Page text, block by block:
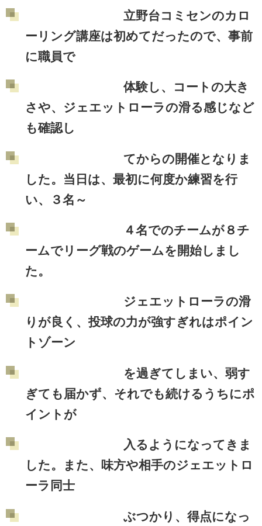
立野台コミセンのカロ
ーリング講座は初めてだったので、事前
に職員で
体験し、コートの大き
さや、ジェエットローラの滑る感じなど
も確認し
てからの開催となりま
した。当日は、最初に何度か練習を行
い、３名～
４名でのチームが８チ
ームでリーグ戦のゲームを開始しまし
た。
ジェエットローラの滑
りが良く、投球の力が強すぎれはポイン
トゾーン
を過ぎてしまい、弱す
ぎても届かず、それでも続けるうちにポ
イントが
入るようになってきま
した。また、味方や相手のジェエットロ
ーラ同士
ぶつかり、得点になっ